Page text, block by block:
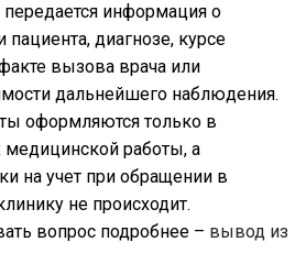
информация о
пациента, диагнозе, курсе
вызова врача или
дальнейшего наблюдения.
оформляются только в
медицинской работы, а
на учет при обращении в
не происходит.
вопрос подробнее – вывод из